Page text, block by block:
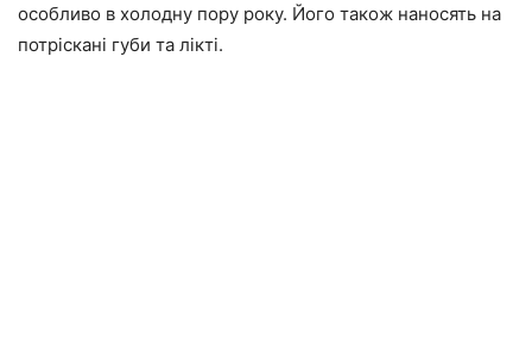
особливо в холодну пору року. Його також наносять на
потріскані губи та лікті.